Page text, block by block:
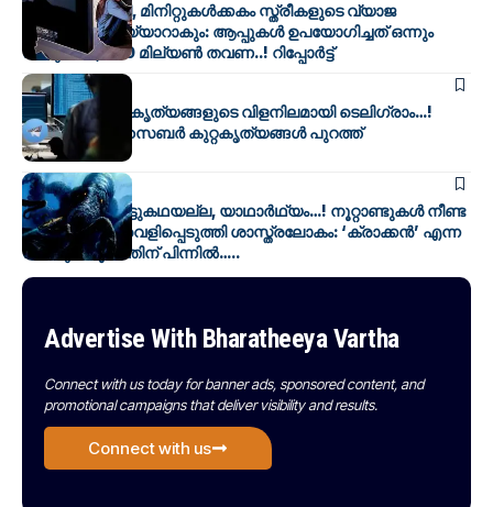
ഒരു ചിത്രം മതി, മിനിറ്റുകൾക്കകം സ്ത്രീകളുടെ വ്യാജ
നഗ്നചിത്രം തയ്യാറാകും: ആപ്പുകൾ ഉപയോഗിച്ചത് ഒന്നും
രണ്ടുമല്ല, 700 മില്യൺ തവണ..! റിപ്പോർട്ട്‌
INDIABV SPECIAL
ലൈംഗിക കുറ്റകൃത്യങ്ങളുടെ വിളനിലമായി ടെലിഗ്രാം…!
ഞെട്ടിക്കുന്ന സൈബർ കുറ്റകൃത്യങ്ങൾ പുറത്ത്
TECHNOLOGY
കടൽഭൂതം കെട്ടുകഥയല്ല, യാഥാർഥ്യം…! നൂറ്റാണ്ടുകൾ നീണ്ട
ആ രഹസ്യം വെളിപ്പെടുത്തി ശാസ്ത്രലോകം: ‘ക്രാക്കൻ’ എന്ന
അത്ഭുത രൂപത്തിന് പിന്നിൽ…..
Advertise With Bharatheeya Vartha
Connect with us today for banner ads, sponsored content, and
promotional campaigns that deliver visibility and results.
Connect with us